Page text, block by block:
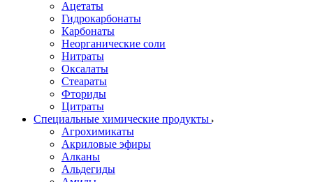
Ацетаты
Гидрокарбонаты
Карбонаты
Неорганические соли
Нитраты
Оксалаты
Стеараты
Фториды
Цитраты
Специальные химические продукты
Агрохимикаты
Акриловые эфиры
Алканы
Альдегиды